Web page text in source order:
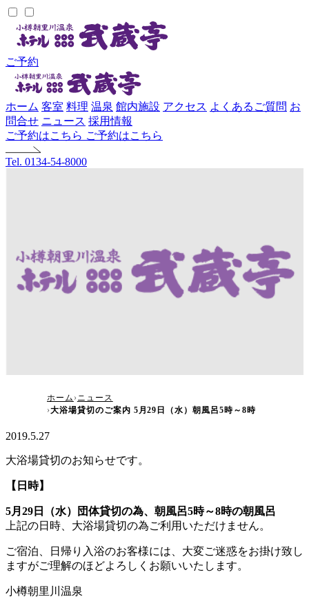
ご予約
ホーム 客室 料理 温泉 館内施設 アクセス よくあるご質問 お
問合せ ニュース 採用情報
ご予約はこちら ご予約はこちら
Tel. 0134-54-8000
大浴場貸切のご案内 5月29日（水）朝風呂5時～
ホーム ニュース
大浴場貸切のご案内 5月29日（水）朝風呂5時～8時
2019.5.27
大浴場貸切のお知らせです。
【日時】
5月29日（水）団体貸切の為、朝風呂5時～8時の朝風呂
上記の日時、大浴場貸切の為ご利用いただけません。
ご宿泊、日帰り入浴のお客様には、大変ご迷惑をお掛け致し
ますがご理解のほどよろしくお願いいたします。
小樽朝里川温泉